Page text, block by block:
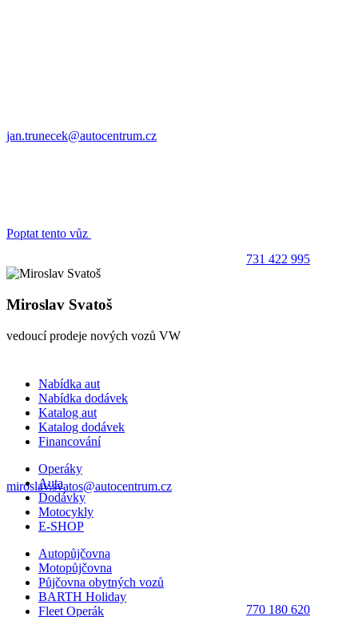
jan.trunecek@autocentrum.cz
731 422 995
Miroslav Svatoš
vedoucí prodeje nových vozů VW
miroslav.svatos@autocentrum.cz
770 180 620
Poptat tento vůz
Nabídka aut
Nabídka dodávek
Katalog aut
Katalog dodávek
Financování
Operáky
Auta
Dodávky
Motocykly
E-SHOP
Autopůjčovna
Motopůjčovna
Půjčovna obytných vozů
BARTH Holiday
Fleet Operák